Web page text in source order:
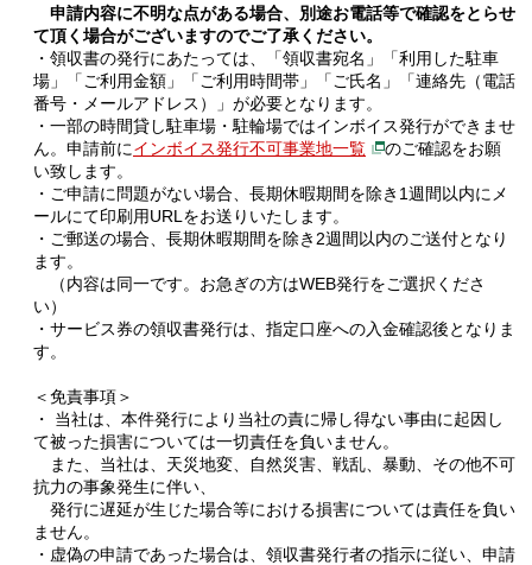
申請内容に不明な点がある場合、別途お電話等で確認をとらせ
て頂く場合がございますのでご了承ください。
・領収書の発行にあたっては、「領収書宛名」「利用した駐車
場」「ご利用金額」「ご利用時間帯」「ご氏名」「連絡先（電話
番号・メールアドレス）」が必要となります。
・一部の時間貸し駐車場・駐輪場ではインボイス発行ができませ
ん。申請前にインボイス発行不可事業地一覧
のご確認をお願
い致します。
・ご申請に問題がない場合、長期休暇期間を除き1週間以内にメ
ールにて印刷用URLをお送りいたします。
・ご郵送の場合、長期休暇期間を除き2週間以内のご送付となり
ます。
（内容は同一です。お急ぎの方はWEB発行をご選択くださ
い）
・サービス券の領収書発行は、指定口座への入金確認後となりま
す。
＜免責事項＞
・ 当社は、本件発行により当社の責に帰し得ない事由に起因し
て被った損害については一切責任を負いません。
また、当社は、天災地変、自然災害、戦乱、暴動、その他不可
抗力の事象発生に伴い、
発行に遅延が生じた場合等における損害については責任を負い
ません。
・虚偽の申請であった場合は、領収書発行者の指示に従い、申請